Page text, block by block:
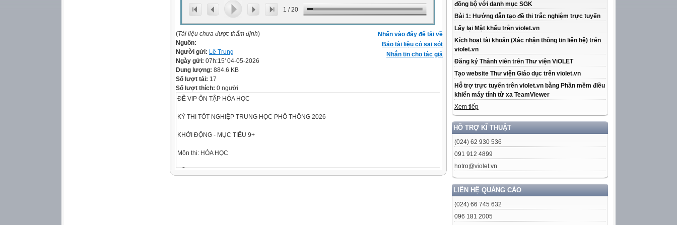
đồng bộ với danh mục SGK
Bài 1: Hướng dẫn tạo đề thi trắc nghiệm trực tuyến
Lấy lại Mật khẩu trên violet.vn
Kích hoạt tài khoản (Xác nhận thông tin liên hệ) trên
violet.vn
Đăng ký Thành viên trên Thư viện ViOLET
Tạo website Thư viện Giáo dục trên violet.vn
Hỗ trợ trực tuyến trên violet.vn bằng Phần mềm điều
khiển máy tính từ xa TeamViewer
Xem tiếp
HỖ TRỢ KĨ THUẬT
(024) 62 930 536
091 912 4899
hotro@violet.vn
LIÊN HỆ QUẢNG CÁO
(024) 66 745 632
096 181 2005
1 /20
Nhấn vào đây để tải về
Báo tài liệu có sai sót
Nhắn tin cho tác giả
(Tài liệu chưa được thẩm định)
Nguồn:
Người gửi: Lê Trung
Ngày gửi: 07h:15' 04-05-2026
Dung lượng: 884.6 KB
Số lượt tải: 17
Số lượt thích: 0 người
ĐỀ VIP ÔN TẬP HÓA HỌC
KỲ THI TỐT NGHIỆP TRUNG HỌC PHỔ THÔNG 2026
KHỞI ĐỘNG - MỤC TIÊU 9+
Môn thi: HÓA HỌC